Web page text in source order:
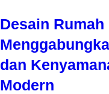
Desain Rumah
dan
Modern